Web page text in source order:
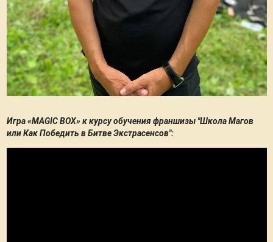
Игра «MAGIC BOX» к курсу обучения франшизы "Школа Магов
или Как Победить в Битве Экстрасенсов":